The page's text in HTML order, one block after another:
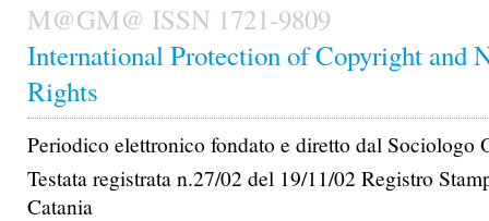
M@GM@ ISSN 1721-9809
International Protection of Copyright and
Rights
Periodico elettronico fondato e diretto dal Sociologo
Testata registrata n.27/02 del 19/11/02 Registro
Catania